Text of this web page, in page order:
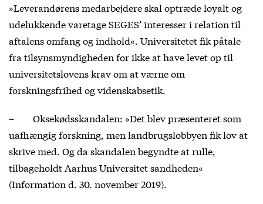
»Leverandørens medarbejdere skal optræde loyalt og
udelukkende varetage SEGES’ interesser i relation til
aftalens omfang og indhold«. Universitetet fik påtale
fra tilsynsmyndigheden for ikke at have levet op til
universitetslovens krav om at værne om
forskningsfrihed og videnskabsetik.
– Oksekødsskandalen: »Det blev præsenteret som
uafhængig forskning, men landbrugslobbyen fik lov at
skrive med. Og da skandalen begyndte at rulle,
tilbageholdt Aarhus Universitet sandheden«
(Information d. 30. november 2019).